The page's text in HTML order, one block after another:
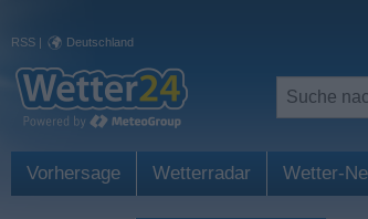
RSS | Deutschland
Vorhersage Wetterradar Wetter-